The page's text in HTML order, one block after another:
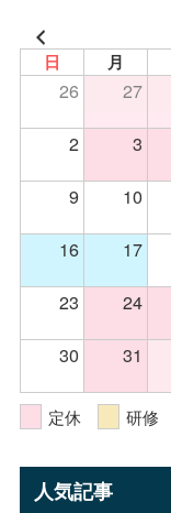
日 月
26 27
2
3
9
10
16
17
23
24
30
31
定休 研修
人気記事